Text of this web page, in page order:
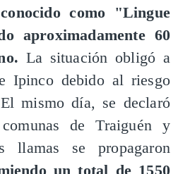
conocido como "Lingue
aproximadamente 60
La situación obligó a
Ipinco debido al riesgo
mismo día, se declaró
de Traiguén y
llamas se propagaron
un total de 1550